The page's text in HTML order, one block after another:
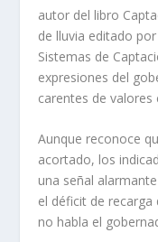
autor del libro
de lluvia editado
Sistemas de
expresiones del
carentes de valores
Aunque reconoce
acortado, los
una señal
el déficit de
no habla el